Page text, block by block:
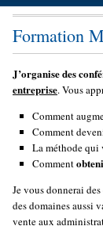
Formation
J’organise des
entreprise. Vous
Comment
Comment
La méthode qui
Comment
Je vous donnerai
des domaines aussi
vente aux